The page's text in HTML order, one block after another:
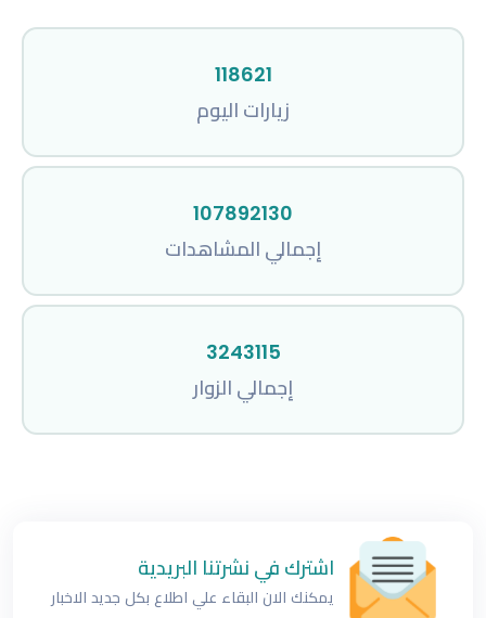
118621
زيارات اليوم
107892130
إجمالي المشاهدات
3243115
إجمالي الزوار
اشترك في نشرتنا البريدية
يمكنك الان البقاء علي اطلاع بكل جديد الاخبار